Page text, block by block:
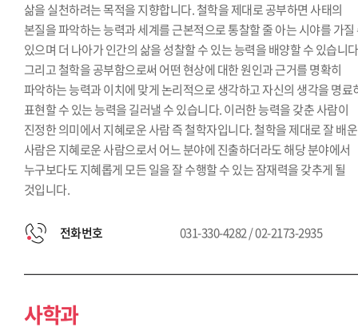
삶을 실천하려는 목적을 지향합니다. 철학을 제대로 공부하면 사태의
본질을 파악하는 능력과 세계를 근본적으로 통찰할 줄 아는 시야를 가질
있으며 더 나아가 인간의 삶을 성찰할 수 있는 능력을 배양할 수 있습니
그리고 철학을 공부함으로써 어떤 현상에 대한 원인과 근거를 명확히
파악하는 능력과 이치에 맞게 논리적으로 생각하고 자신의 생각을 명료
표현할 수 있는 능력을 길러낼 수 있습니다. 이러한 능력을 갖춘 사람이
진정한 의미에서 지혜로운 사람 즉 철학자입니다. 철학을 제대로 잘 배운
사람은 지혜로운 사람으로서 어느 분야에 진출하더라도 해당 분야에서
누구보다도 지혜롭게 모든 일을 잘 수행할 수 있는 잠재력을 갖추게 될
것입니다.
전화번호 031-330-4282 / 02-2173-2935
사학과